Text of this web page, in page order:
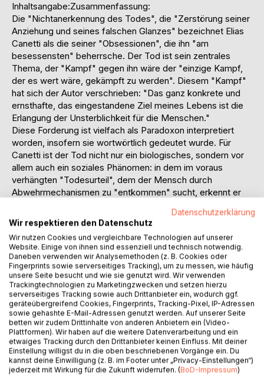
Inhaltsangabe:Zusammenfassung:
Die "Nichtanerkennung des Todes", die "Zerstörung seiner
Anziehung und seines falschen Glanzes" bezeichnet Elias
Canetti als die seiner "Obsessionen", die ihn "am
besessensten" beherrsche. Der Tod ist sein zentrales
Thema, der "Kampf" gegen ihn wäre der "einzige Kampf,
der es wert wäre, gekämpft zu werden". Diesem "Kampf"
hat sich der Autor verschrieben: "Das ganz konkrete und
ernsthafte, das eingestandene Ziel meines Lebens ist die
Erlangung der Unsterblichkeit für die Menschen."
Diese Forderung ist vielfach als Paradoxon interpretiert
worden, insofern sie wortwörtlich gedeutet wurde. Für
Canetti ist der Tod nicht nur ein biologisches, sondern vor
allem auch ein soziales Phänomen: in dem im voraus
verhängten "Todesurteil", dem der Mensch durch
Abwehrmechanismen zu "entkommen" sucht, erkennt er
deren "Wesen" zu erfassen, sein anthropologisches Werk
"Masse und Macht" (1960) leisten soll.
Um Canettis Auffassung vom "Tod als Ursprung der
Macht" im ersten Teil dieser Arbeit zu klären, müssen die
wichtigsten Aspekte seines Verständnisses von "Macht"
aufgezeigt und untersucht werden. Das anthropologische
Werk ist als Entwurf einer Ethik zu verstehen, was
nachgewiesen wird.
Der zweite Teil befaßt sich mit Canettis Drama "Die
Befristeten" (1952/53). Die der "Macht des Todes und der
durch den Tod entstehenden Macht geltende Reflexion"
des theoretischen Werkes findet in diesem Stück seine
dramatische Umsetzung, das in Hinblick auf die in der
Datenschutzerklärung
Wir respektieren den Datenschutz
Wir nutzen Cookies und vergleichbare Technologien auf unserer
Website. Einige von ihnen sind essenziell und technisch notwendig.
Daneben verwenden wir Analysemethoden (z. B. Cookies oder
Fingerprints sowie serverseitiges Tracking), um zu messen, wie häufig
unsere Seite besucht und wie sie genutzt wird. Wir verwenden
Trackingtechnologien zu Marketingzwecken und setzen hierzu
serverseitiges Tracking sowie auch Drittanbieter ein, wodurch ggf.
geräteübergreifend Cookies, Fingerprints, Tracking-Pixel, IP-Adressen
sowie gehashte E-Mail-Adressen genutzt werden. Auf unserer Seite
betten wir zudem Drittinhalte von anderen Anbietern ein (Video-
Plattformen). Wir haben auf die weitere Datenverarbeitung und ein
etwaiges Tracking durch den Drittanbieter keinen Einfluss. Mit deiner
Einstellung willigst du in die oben beschriebenen Vorgänge ein. Du
kannst deine Einwilligung (z. B. im Footer unter „Privacy-Einstellungen“)
jederzeit mit Wirkung für die Zukunft widerrufen. (BoD-Impressum)